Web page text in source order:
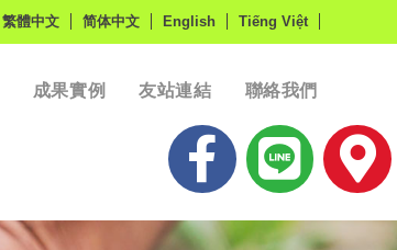
繁體中文 简体中文 English Tiếng Việt
成果實例 友站連結 聯絡我們